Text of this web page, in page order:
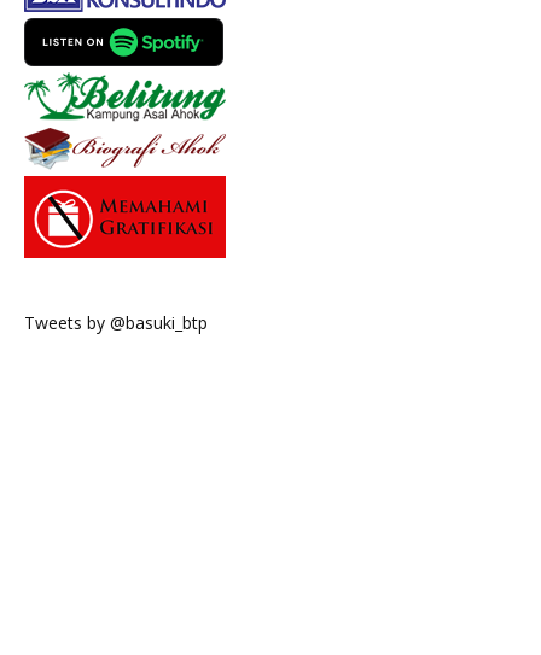
Tweets by @basuki_btp